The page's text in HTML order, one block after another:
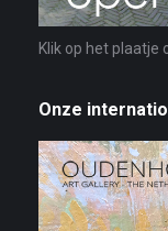
Klik op het plaatje
Onze